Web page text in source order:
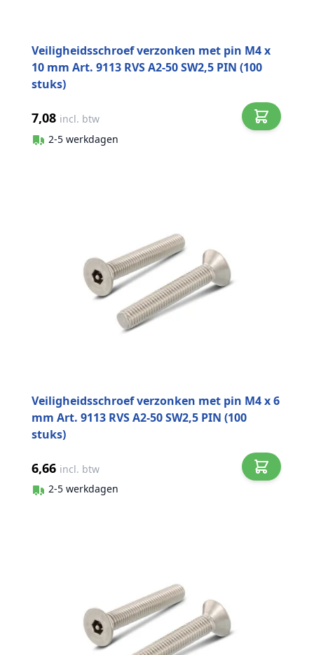
Veiligheidsschroef verzonken met pin M4 x
10 mm Art. 9113 RVS A2-50 SW2,5 PIN (100
stuks)
7,08 incl. btw
2-5 werkdagen
Veiligheidsschroef verzonken met pin M4 x 6
mm Art. 9113 RVS A2-50 SW2,5 PIN (100
stuks)
6,66 incl. btw
2-5 werkdagen